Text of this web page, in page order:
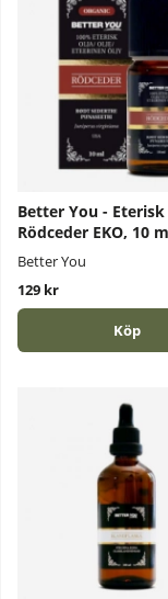
Better You - Eterisk
Rödceder EKO, 10
Better You
129 kr
Köp